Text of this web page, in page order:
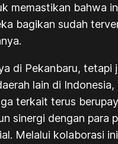
memastikan bahwa
bagikan sudah
di Pekanbaru, tetapi
lain di Indonesia,
terkait terus
sinergi dengan para
Melalui kolaborasi